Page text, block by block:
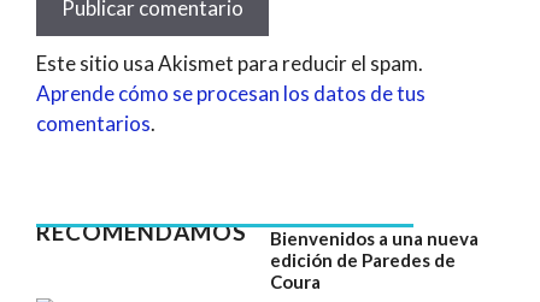
Este sitio usa Akismet para reducir el spam.
Aprende cómo se procesan los datos de tus
comentarios.
RECOMENDAMOS
Bienvenidos a una nueva
edición de Paredes de
Coura